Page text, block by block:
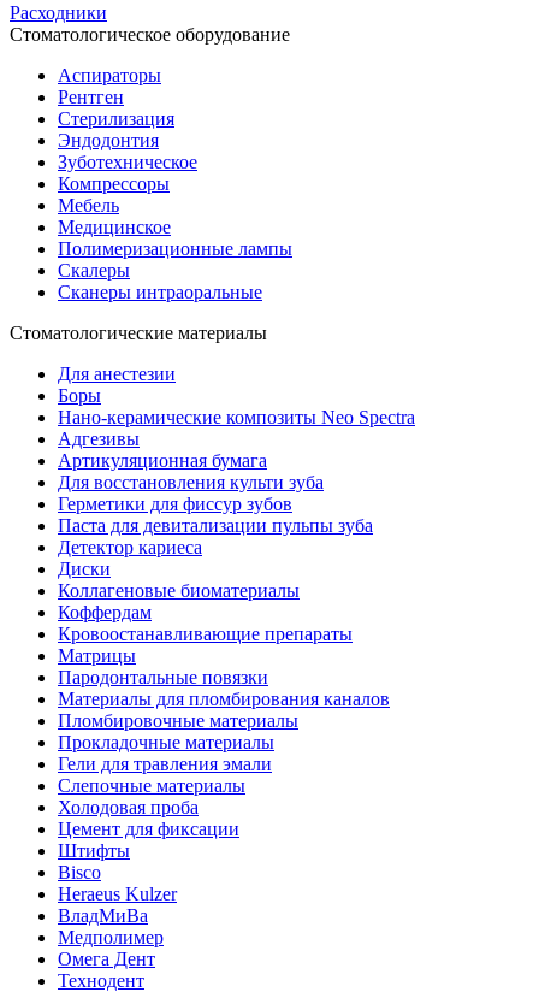
Расходники
Стоматологическое оборудование
Аспираторы
Рентген
Стерилизация
Эндодонтия
Зуботехническое
Компрессоры
Мебель
Медицинское
Полимеризационные лампы
Скалеры
Сканеры интраоральные
Стоматологические материалы
Для анестезии
Боры
Нано-керамические композиты Neo Spectra
Адгезивы
Артикуляционная бумага
Для восстановления культи зуба
Герметики для фиссур зубов
Паста для девитализации пульпы зуба
Детектор кариеса
Диски
Коллагеновые биоматериалы
Коффердам
Кровоостанавливающие препараты
Матрицы
Пародонтальные повязки
Материалы для пломбирования каналов
Пломбировочные материалы
Прокладочные материалы
Гели для травления эмали
Слепочные материалы
Холодовая проба
Цемент для фиксации
Штифты
Bisco
Heraeus Kulzer
ВладМиВа
Медполимер
Омега Дент
Технодент